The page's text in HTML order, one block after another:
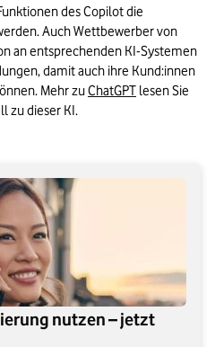
des Copilot die
Auch Wettbewerber von
an entsprechenden KI-Systemen
damit auch ihre Kund:innen
Mehr zu ChatGPT lesen Sie
zu dieser KI.
nutzen – jetzt